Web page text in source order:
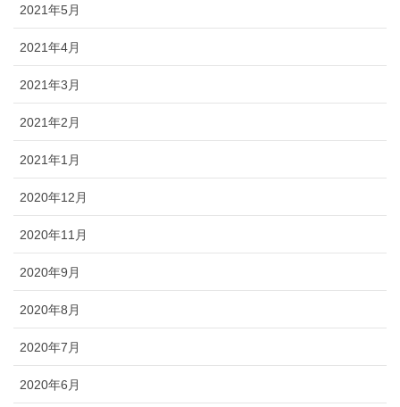
2021年5月
2021年4月
2021年3月
2021年2月
2021年1月
2020年12月
2020年11月
2020年9月
2020年8月
2020年7月
2020年6月